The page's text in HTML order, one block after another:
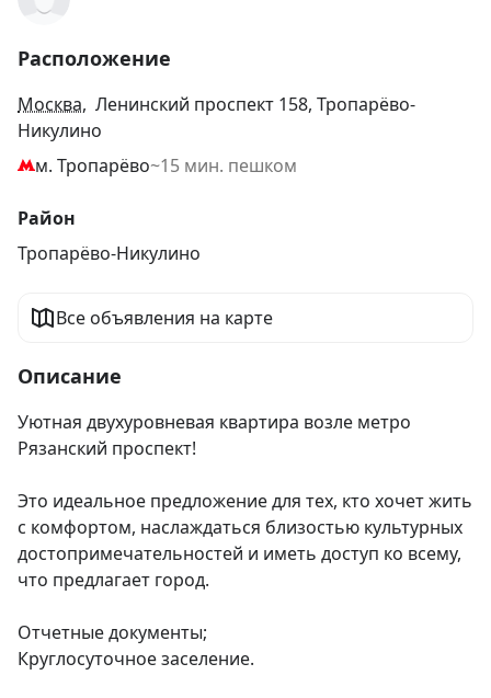
Расположение
Москва, Ленинский проспект 158, Тропарёво-
Никулино
м. Тропарёво~15 мин. пешком
Район
Тропарёво-Никулино
Все объявления на карте
Описание
Уютная двухуровневая квартира возле метро
Рязанский проспект!
Это идеальное предложение для тех, кто хочет жить
с комфортом, наслаждаться близостью культурных
достопримечательностей и иметь доступ ко всему,
что предлагает город.
Отчетные документы;
Круглосуточное заселение.